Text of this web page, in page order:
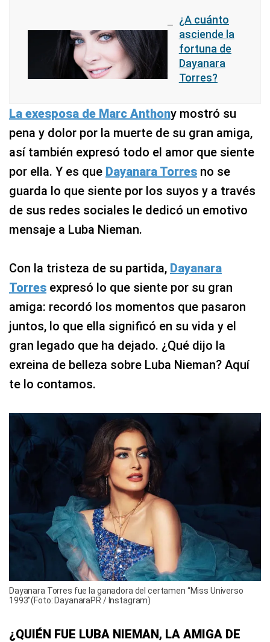
¿A cuánto
asciende la
fortuna de
Dayanara
Torres?
La exesposa de Marc Anthony mostró su
pena y dolor por la muerte de su gran amiga,
así también expresó todo el amor que siente
por ella. Y es que Dayanara Torres no se
guarda lo que siente por los suyos y a través
de sus redes sociales le dedicó un emotivo
mensaje a Luba Nieman.
Con la tristeza de su partida, Dayanara
Torres expresó lo que siente por su gran
amiga: recordó los momentos que pasaron
juntos, lo que ella significó en su vida y el
gran legado que ha dejado. ¿Qué dijo la
exreina de belleza sobre Luba Nieman? Aquí
te lo contamos.
Dayanara Torres fue la ganadora del certamen “Miss Universo
1993″(Foto: DayanaraPR / Instagram)
¿QUIÉN FUE LUBA NIEMAN, LA AMIGA DE